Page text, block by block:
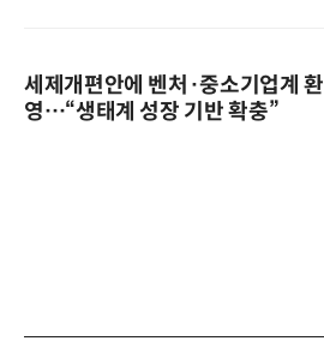
세제개편안에 벤처·중소기업계 환
영…“생태계 성장 기반 확충”